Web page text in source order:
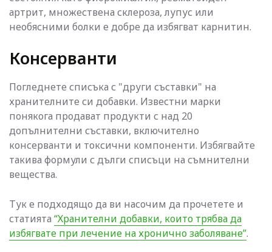
артрит, множествена склероза, лупус или
необясними болки е добре да избягват карнитин.
Консерванти
Погледнете списъка с "други съставки" на
хранителните си добавки. Известни марки
понякога продават продукти с над 20
допълнителни съставки, включително
консерванти и токсични компоненти. Избягвайте
такива формули с дълги списъци на съмнителни
вещества.
Тук е подходящо да ви насочим да прочетете и
статията “Хранителни добавки, които трябва да
избягвате при лечение на хронично заболяване”.